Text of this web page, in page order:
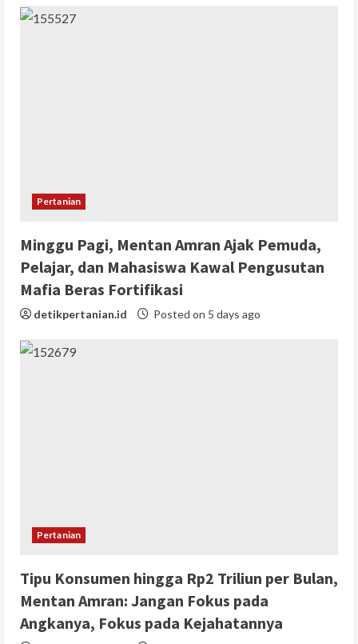
Pertanian
Minggu Pagi, Mentan Amran Ajak Pemuda,
Pelajar, dan Mahasiswa Kawal Pengusutan
Mafia Beras Fortifikasi
detikpertanian.id Posted on 5 days ago
Pertanian
Tipu Konsumen hingga Rp2 Triliun per Bulan,
Mentan Amran: Jangan Fokus pada
Angkanya, Fokus pada Kejahatannya